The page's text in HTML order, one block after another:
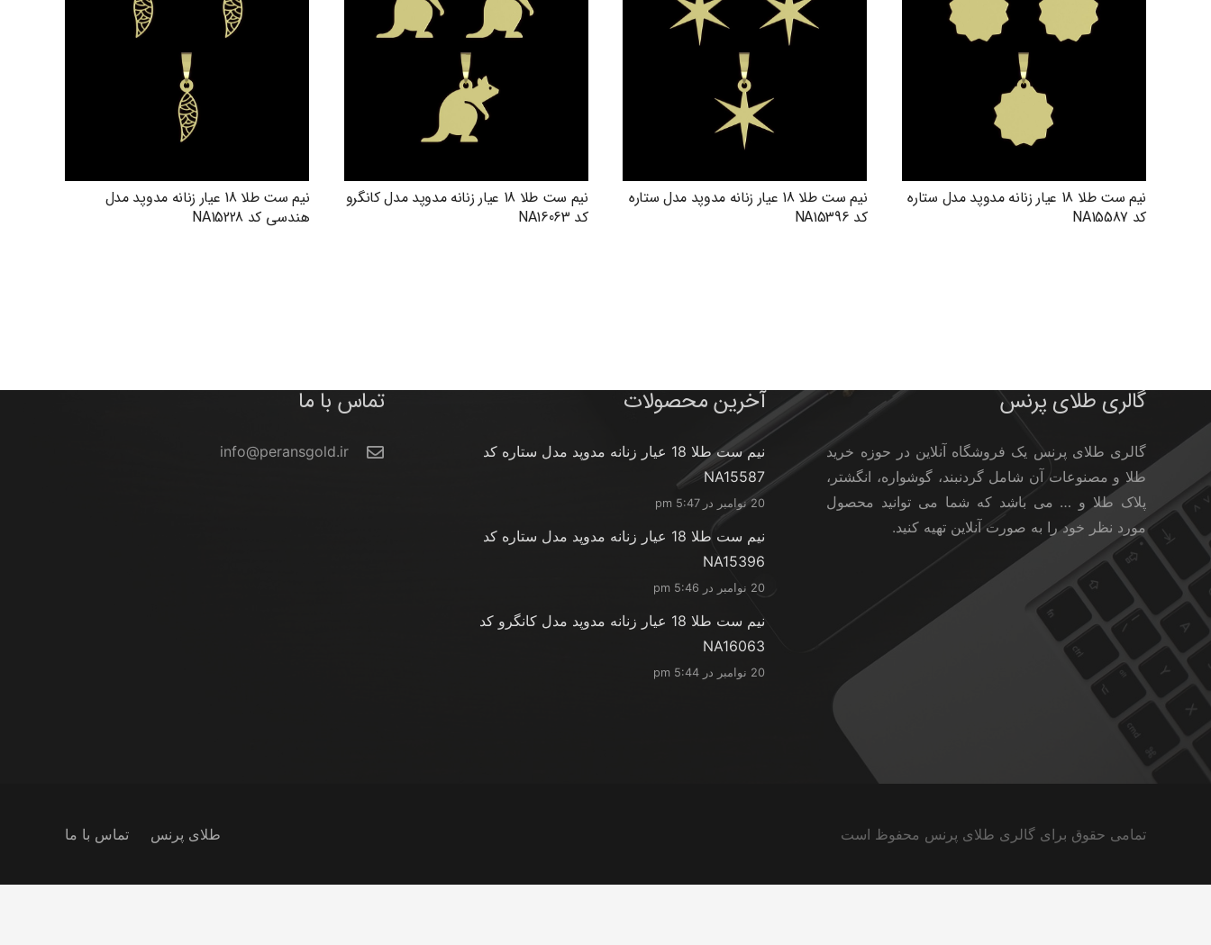
نیم ست طلا 18 عیار زنانه مدوپد مدل ستاره
کد NA15587
نیم ست طلا 18 عیار زنانه مدوپد مدل ستاره
کد NA15396
نیم ست طلا 18 عیار زنانه مدوپد مدل کانگرو
کد NA16063
نیم ست طلا 18 عیار زنانه مدوپد مدل
هندسی کد NA15228
گالری طلای پرنس
گالری طلای پرنس یک فروشگاه آنلاین در حوزه خرید
طلا و مصنوعات آن شامل گردنبند، گوشواره، انگشتر،
پلاک طلا و … می باشد که شما می توانید محصول
مورد نظر خود را به صورت آنلاین تهیه کنید.
آخرین محصولات
نیم ست طلا 18 عیار زنانه مدوپد مدل ستاره کد
NA15587
20 نوامبر در 5:47 pm
نیم ست طلا 18 عیار زنانه مدوپد مدل ستاره کد
NA15396
20 نوامبر در 5:46 pm
نیم ست طلا 18 عیار زنانه مدوپد مدل کانگرو کد
NA16063
20 نوامبر در 5:44 pm
تماس با ما
info@peransgold.ir
تمامی حقوق برای گالری طلای پرنس محفوظ است طلای پرنس تماس با ما